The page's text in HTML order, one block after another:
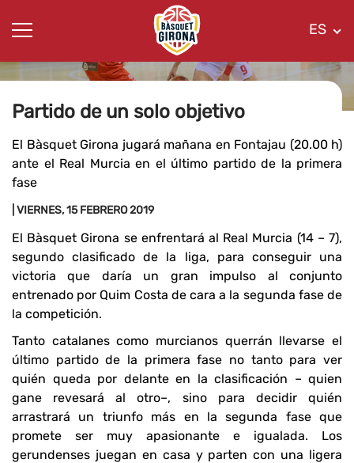
ES
Partido de un solo objetivo
El Bàsquet Girona jugará mañana en Fontajau (20.00 h)
ante el Real Murcia en el último partido de la primera
fase
| VIERNES, 15 FEBRERO 2019
El Bàsquet Girona se enfrentará al Real Murcia (14 – 7),
segundo clasificado de la liga, para conseguir una
victoria que daría un gran impulso al conjunto
entrenado por Quim Costa de cara a la segunda fase de
la competición.
Tanto catalanes como murcianos querrán llevarse el
último partido de la primera fase no tanto para ver
quién queda por delante en la clasificación – quien
gane revesará al otro–, sino para decidir quién
arrastrará un triunfo más en la segunda fase que
promete ser muy apasionante e igualada. Los
gerundenses juegan en casa y parten con una ligera